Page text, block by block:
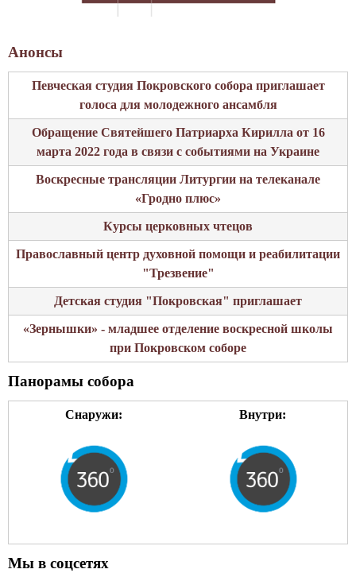
Анонсы
Певческая студия Покровского собора приглашает
голоса для молодежного ансамбля
Обращение Святейшего Патриарха Кирилла от 16
марта 2022 года в связи с событиями на Украине
Воскресные трансляции Литургии на телеканале
«Гродно плюс»
Курсы церковных чтецов
Православный центр духовной помощи и реабилитации
"Трезвение"
Детская студия "Покровская" приглашает
«Зернышки» - младшее отделение воскресной школы
при Покровском соборе
Панорамы собора
Снаружи: Внутри:
Мы в соцсетях